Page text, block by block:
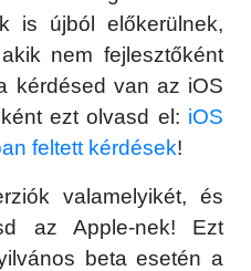
is újból előkerülnek,
nem fejlesztőként
kérdésed van az iOS
ezt olvasd el: iOS
feltett kérdések!
valamelyikét, és
az Apple-nek! Ezt
beta esetén a
Közösség
GYIK
Apple
szerviz